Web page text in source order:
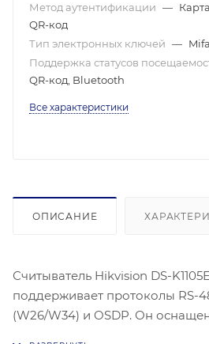
Метод аутентификации —
QR-код
Тип электронных ключей —
Поддержка статусов
QR-код, Bluetooth
Все характеристики
ОПИСАНИЕ
Считыватель Hikvision DS-
поддерживает протоколы RS-
(W26/W34) и OSDP. Он